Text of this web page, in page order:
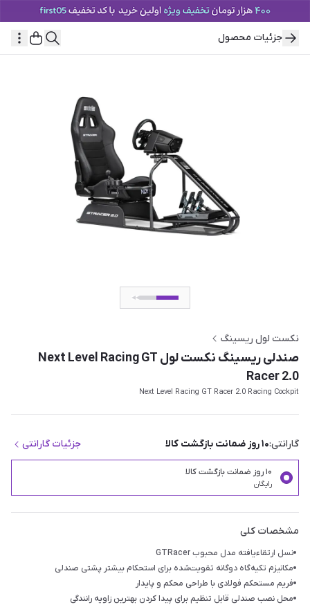
جزئیات محصول
نکست لول ریسینگ
صندلی ریسینگ نکست لول Next Level Racing GT
Racer 2.0
Next Level Racing GT Racer 2.0 Racing Cockpit
گارانتی:۱۰ روز ضمانت بازگشت کالا جزئیات گارانتی
۱۰ روز ضمانت بازگشت کالا
رایگان
مشخصات کلی
نسل ارتقاءیافته مدل محبوب GTRacer
مکانیزم تکیه‌گاه دوگانه تقویت‌شده برای استحکام بیشتر پشتی صندلی
فریم مستحکم فولادی با طراحی محکم و پایدار
محل نصب صندلی قابل تنظیم برای پیدا کردن بهترین زاویه رانندگی